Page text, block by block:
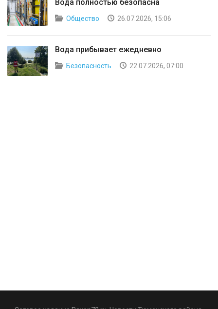
Вода полностью безопасна
Общество 26.07.2026, 15:06
Вода прибывает ежедневно
Безопасность 22.07.2026, 07:00